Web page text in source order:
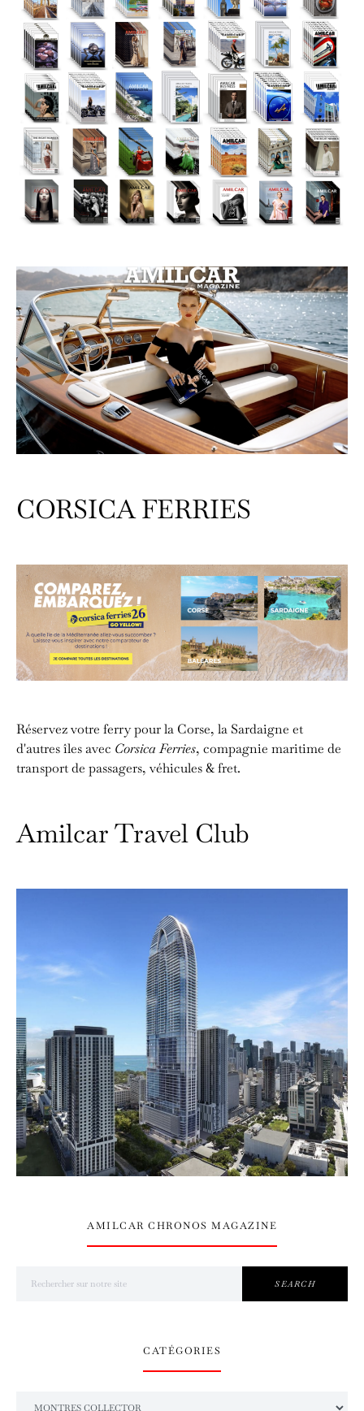
CORSICA FERRIES
Réservez votre ferry pour la Corse, la Sardaigne et
d'autres îles avec Corsica Ferries, compagnie maritime de
transport de passagers, véhicules & fret.
Amilcar Travel Club
AMILCAR CHRONOS MAGAZINE
SEARCH
CATÉGORIES